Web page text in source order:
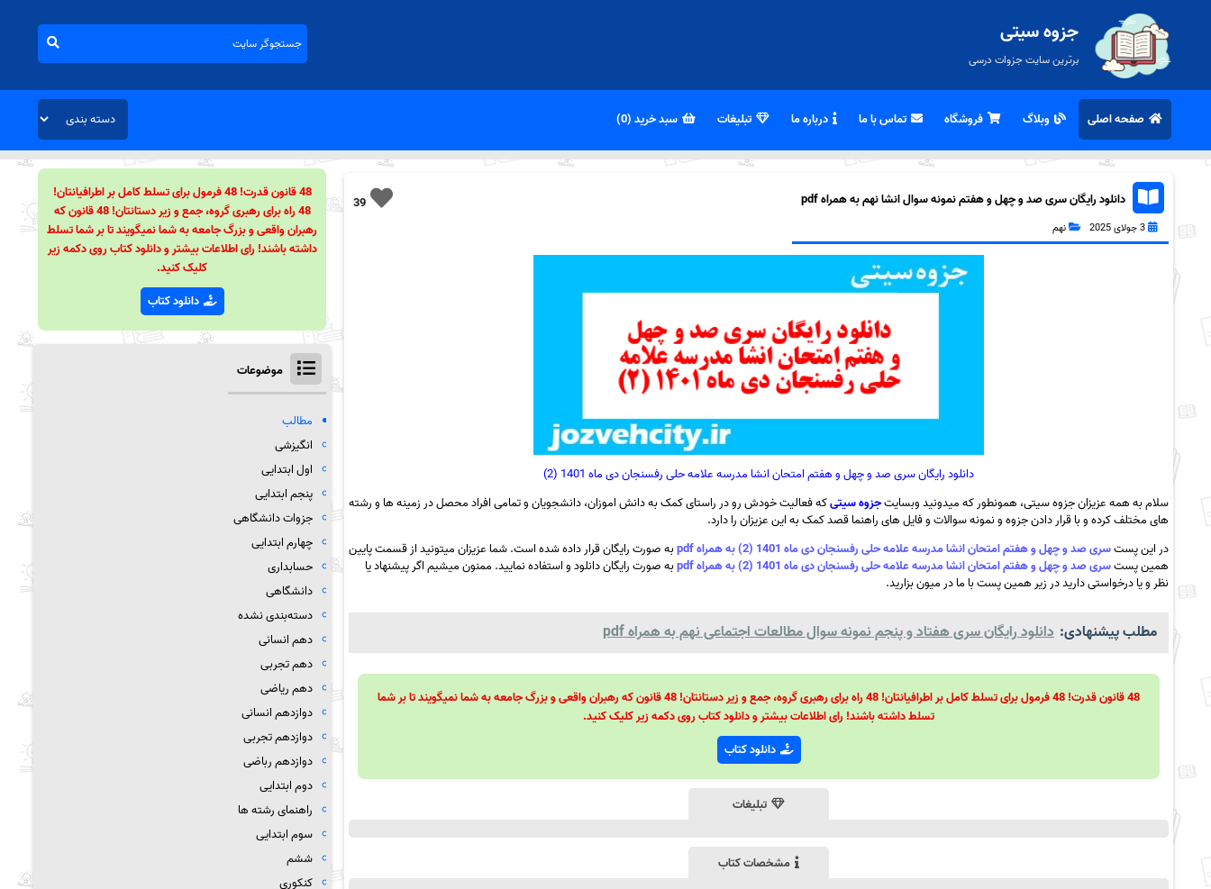
جزوه سیتی
برترین سایت جزوات درسی
صفحه اصلی وبلاگ فروشگاه تماس با ما درباره ما تبلیغات سبد خرید (0)
39 دانلود رایگان سری صد و چهل و هفتم نمونه سوال انشا نهم به همراه pdf
3 جولای 2025 نهم
دانلود رایگان سری صد و چهل و هفتم امتحان انشا مدرسه علامه حلی رفسنجان دی ماه 1401 (2)
سلام به همه عزیزان جزوه سیتی، همونطور که میدونید وبسایتجزوه سیتیکه فعالیت خودش رو در راستای کمک به دانش اموزان، دانشجویان و تمامی افراد محصل در زمینه ها و رشته
های مختلف کرده و با قرار دادن جزوه و نمونه سوالات و فایل های راهنما قصد کمک به این عزیزان را دارد.
در این پستسری صد و چهل و هفتم امتحان انشا مدرسه علامه حلی رفسنجان دی ماه 1401 (2) به همراه pdf
به صورت رایگان قرار داده شده است. شما عزیزان میتونید از قسمت پایین
همین پستسری صد و چهل و هفتم امتحان انشا مدرسه علامه حلی رفسنجان دی ماه 1401 (2) به همراه pdf
به صورت رایگان دانلود و استفاده نمایید. ممنون میشیم اگر پیشنهاد یا
نظر و یا درخواستی دارید در زیر همین پست با ما در میون بزارید.
مطلب پیشنهادی: دانلود رایگان سری هفتاد و پنجم نمونه سوال مطالعات اجتماعی نهم به همراه pdf
48 قانون قدرت! 48 فرمول برای تسلط کامل بر اطرافیانتان! 48 راه برای رهبری گروه، جمع و زیر دستانتان! 48 قانون که رهبران واقعی و بزرگ جامعه به شما نمیگویند تا بر شما
تسلط داشته باشند! رای اطلاعات بیشتر و دانلود کتاب روی دکمه زیر کلیک کنید.
دانلود کتاب
تبلیغات
مشخصات کتاب
48 قانون قدرت! 48 فرمول برای تسلط کامل بر اطرافیانتان!
48 راه برای رهبری گروه، جمع و زیر دستانتان! 48 قانون که
رهبران واقعی و بزرگ جامعه به شما نمیگویند تا بر شما تسلط
داشته باشند! رای اطلاعات بیشتر و دانلود کتاب روی دکمه زیر
کلیک کنید.
دانلود کتاب
موضوعات
مطالب
انگیزشی
اول ابتدایی
پنجم ابتدایی
جزوات دانشگاهی
چهارم ابتدایی
حسابداری
دانشگاهی
دسته‌بندی نشده
دهم انسانی
دهم تجربی
دهم ریاضی
دوازدهم انسانی
دوازدهم تجربی
دوازدهم رباضی
دوم ابتدایی
راهنمای رشته ها
سوم ابتدایی
ششم
کنکوری